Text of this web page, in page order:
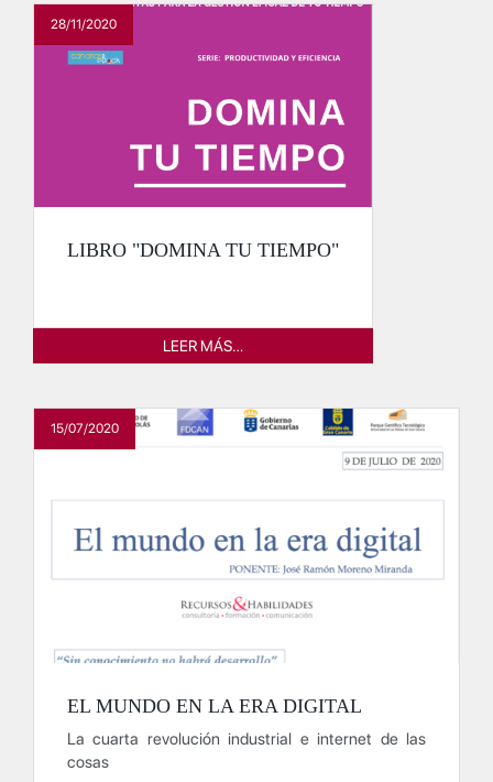
28/11/2020
LIBRO "DOMINA TU TIEMPO"
LEER MÁS…
15/07/2020
EL MUNDO EN LA ERA DIGITAL
La cuarta revolución industrial e internet de las
cosas